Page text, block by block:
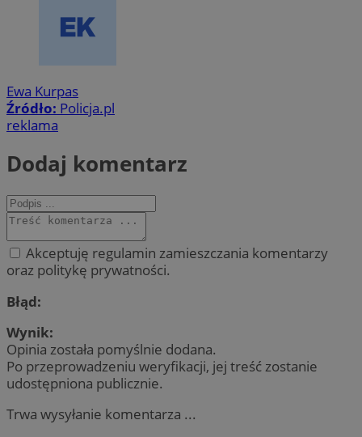
Ewa Kurpas
Źródło: Policja.pl
reklama
Dodaj komentarz
Akceptuję regulamin zamieszczania komentarzy
oraz politykę prywatności.
Błąd:
Wynik:
Opinia została pomyślnie dodana.
Po przeprowadzeniu weryfikacji, jej treść zostanie
udostępniona publicznie.
Trwa wysyłanie komentarza ...